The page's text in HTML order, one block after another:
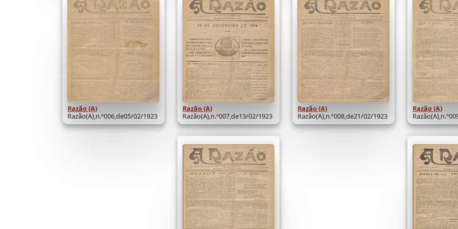
Razão (A)
Razão(A),n.º006,de05/02/1923
Razão (A)
Razão(A),n.º007,de13/02/1923
Razão (A)
Razão(A),n.º008,de21/02/1923
Razão (A)